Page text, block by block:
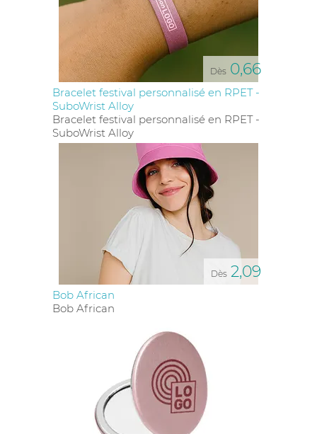
Dès 0,66
Bracelet festival personnalisé en RPET -
SuboWrist Alloy
Bracelet festival personnalisé en RPET -
SuboWrist Alloy
Dès 2,09
Bob African
Bob African